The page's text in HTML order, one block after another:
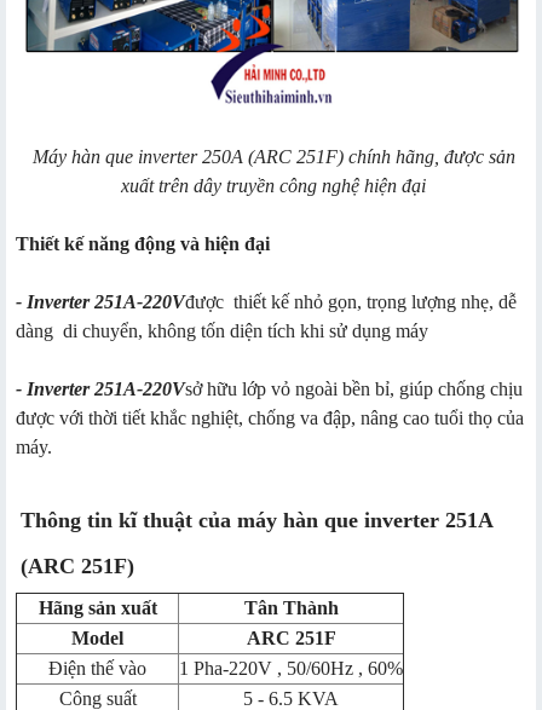
Máy hàn que inverter 250A (ARC 251F) chính hãng, được sản
xuất trên dây truyền công nghệ hiện đại
Thiết kế năng động và hiện đại
- Inverter 251A-220Vđược thiết kế nhỏ gọn, trọng lượng nhẹ, dễ
dàng di chuyển, không tốn diện tích khi sử dụng máy
- Inverter 251A-220Vsở hữu lớp vỏ ngoài bền bỉ, giúp chống chịu
được với thời tiết khắc nghiệt, chống va đập, nâng cao tuổi thọ của
máy.
Thông tin kĩ thuật của máy hàn que inverter 251A
(ARC 251F)
Hãng sản xuất
Tân Thành
Model
ARC 251F
Điện thế vào
1 Pha-220V , 50/60Hz , 60%
Công suất
5 - 6.5 KVA